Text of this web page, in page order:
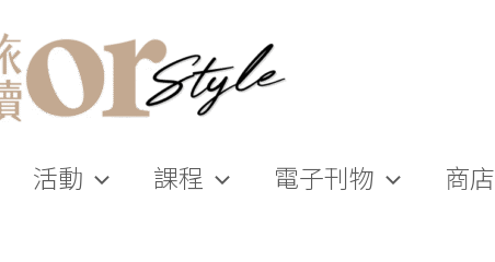
活動 課程 電子刊物 商店